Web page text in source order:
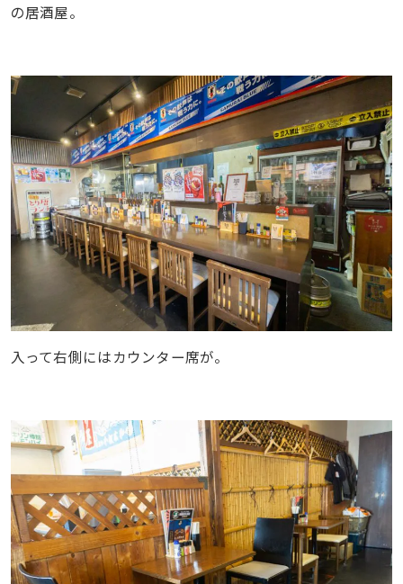
の居酒屋。
入って右側にはカウンター席が。